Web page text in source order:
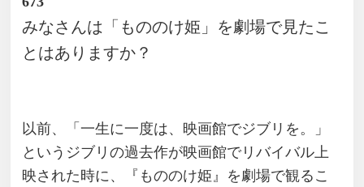
みなさんは「もののけ姫」を劇場で見たこ
とはありますか？
以前、「一生に一度は、映画館でジブリを。」
というジブリの過去作が映画館でリバイバル上
映された時に、『もののけ姫』を劇場で観るこ